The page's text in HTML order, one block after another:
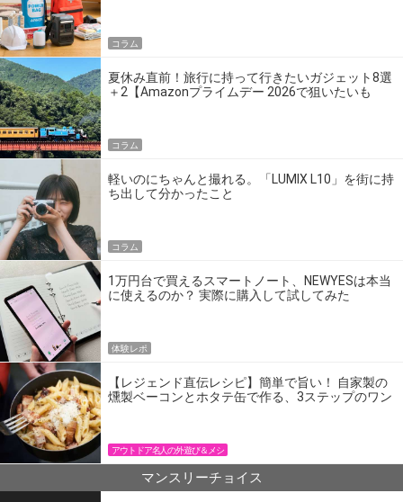
コラム
夏休み直前！旅行に持って行きたいガジェット8選
＋2【Amazonプライムデー 2026で狙いたいも
コラム
軽いのにちゃんと撮れる。「LUMIX L10」を街に持
ち出して分かったこと
コラム
1万円台で買えるスマートノート、NEWYESは本当
に使えるのか？ 実際に購入して試してみた
体験レポ
【レジェンド直伝レシピ】簡単で旨い！ 自家製の
燻製ベーコンとホタテ缶で作る、3ステップのワン
アウトドア名人の外遊び＆メシ
マンスリーチョイス